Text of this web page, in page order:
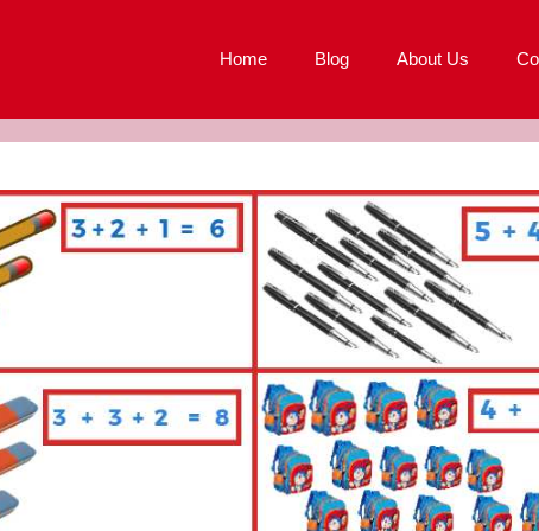
Home Blog About Us